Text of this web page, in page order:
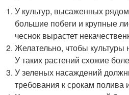
У культур, высаженных
большие побеги и крупные
чеснок вырастет
Желательно, чтобы
У таких растений схожие
У зеленых насаждений
требования к срокам полива